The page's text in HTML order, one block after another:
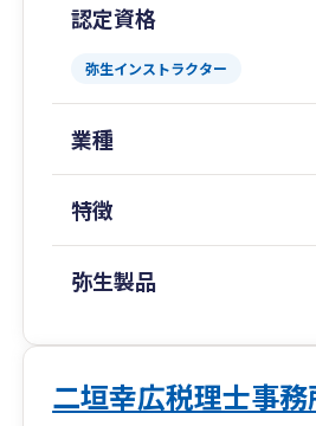
認定資格
弥生インストラクター
業種
特徴
弥生製品
二垣幸広税理士事務